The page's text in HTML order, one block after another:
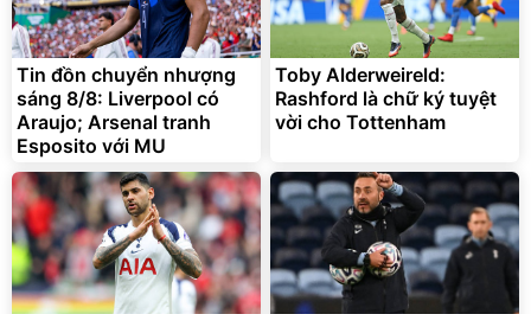
Vali Bamozo Khung Nhôm
9066 Size 20/24/28 Cao
Cấp
1.000.000 đ
825.000đ
Flash Sale
Lót ghế ôtô, nâng lưng
chống nóng giúp thoải mái
trong di chuyển
295.000
Tin đồn chuyển nhượng
sáng 8/8: Liverpool có
Araujo; Arsenal tranh
Esposito với MU
Toby Alderweireld:
Rashford là chữ ký tuyệt
vời cho Tottenham